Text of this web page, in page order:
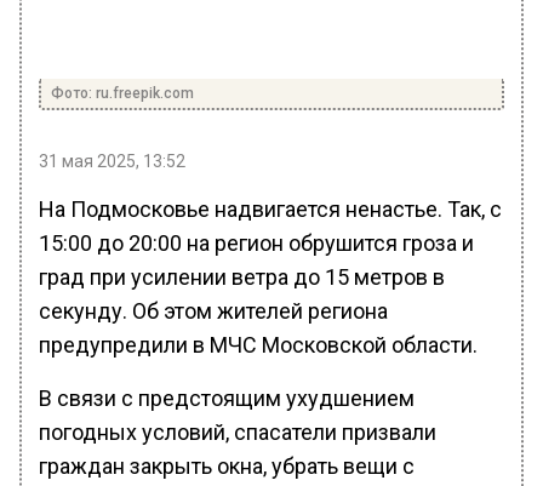
Фото: ru.freepik.com
31 мая 2025, 13:52
На Подмосковье надвигается ненастье. Так, с
15:00 до 20:00 на регион обрушится гроза и
град при усилении ветра до 15 метров в
секунду. Об этом жителей региона
предупредили в МЧС Московской области.
В связи с предстоящим ухудшением
погодных условий, спасатели призвали
граждан закрыть окна, убрать вещи с